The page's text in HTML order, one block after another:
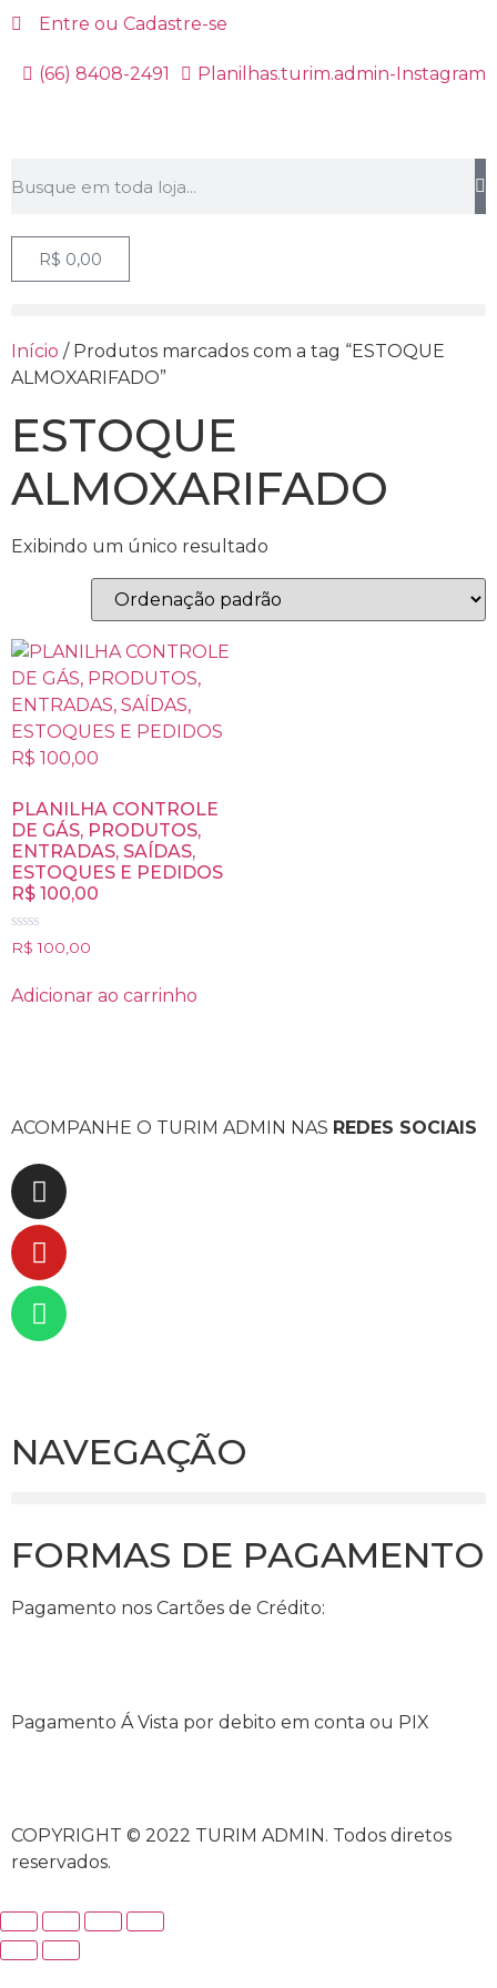
Entre ou Cadastre-se
(66) 8408-2491 Planilhas.turim.admin-Instagram
R$ 0,00
Início / Produtos marcados com a tag “ESTOQUE
ALMOXARIFADO”
ESTOQUE
ALMOXARIFADO
Exibindo um único resultado
PLANILHA CONTROLE
DE GÁS, PRODUTOS,
ENTRADAS, SAÍDAS,
ESTOQUES E PEDIDOS
R$ 100,00
Avaliação
0
5
R$ 100,00
Adicionar ao carrinho
ACOMPANHE O TURIM ADMIN NAS REDES SOCIAIS
NAVEGAÇÃO
FORMAS DE PAGAMENTO
Pagamento nos Cartões de Crédito:
Pagamento Á Vista por debito em conta ou PIX
COPYRIGHT © 2022 TURIM ADMIN. Todos diretos
reservados.